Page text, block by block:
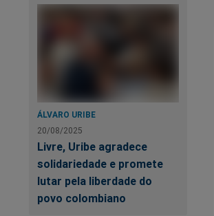
ÁLVARO URIBE
20/08/2025
Livre, Uribe agradece
solidariedade e promete
lutar pela liberdade do
povo colombiano